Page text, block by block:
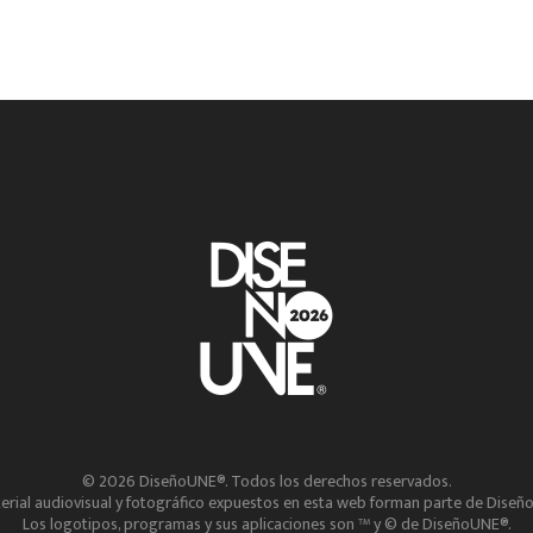
© 2026 DiseñoUNE®. Todos los derechos reservados.
audiovisual y fotográfico expuestos en esta web forman parte de
Los logotipos, programas y sus aplicaciones son ™ y © de DiseñoUNE®.